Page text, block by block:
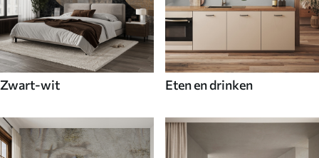
Zwart-wit Eten en drinken